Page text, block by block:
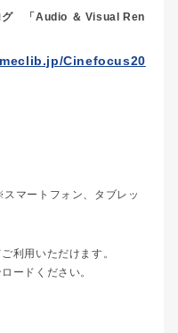
グ 「Audio ＆ Visual Ren
Cinefocus20
マートフォン、タブレッ
利用いただけます。
ードください。